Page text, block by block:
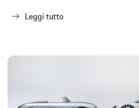
Leggi tutto